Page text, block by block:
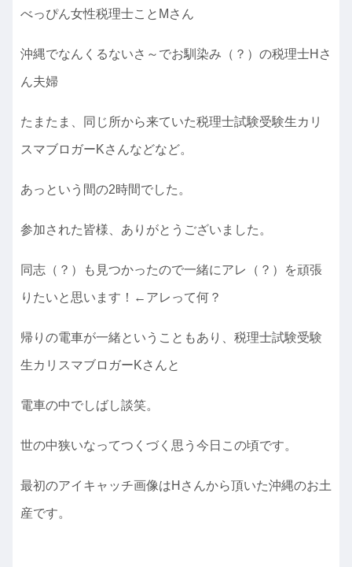
べっぴん女性税理士ことMさん
沖縄でなんくるないさ～でお馴染み（？）の税理士Hさ
ん夫婦
たまたま、同じ所から来ていた税理士試験受験生カリ
スマブロガーKさんなどなど。
あっという間の2時間でした。
参加された皆様、ありがとうございました。
同志（？）も見つかったので一緒にアレ（？）を頑張
りたいと思います！←アレって何？
帰りの電車が一緒ということもあり、税理士試験受験
生カリスマブロガーKさんと
電車の中でしばし談笑。
世の中狭いなってつくづく思う今日この頃です。
最初のアイキャッチ画像はHさんから頂いた沖縄のお土
産です。